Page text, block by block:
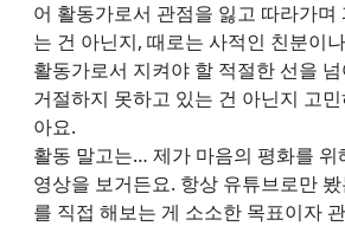
어 활동가로서 관점을 잃고 따라가며
는 건 아닌지, 때로는 사적인 친분이
활동가로서 지켜야 할 적절한 선을
거절하지 못하고 있는 건 아닌지 고
아요.
활동 말고는… 제가 마음의 평화를 위
영상을 보거든요. 항상 유튜브로만
를 직접 해보는 게 소소한 목표이자